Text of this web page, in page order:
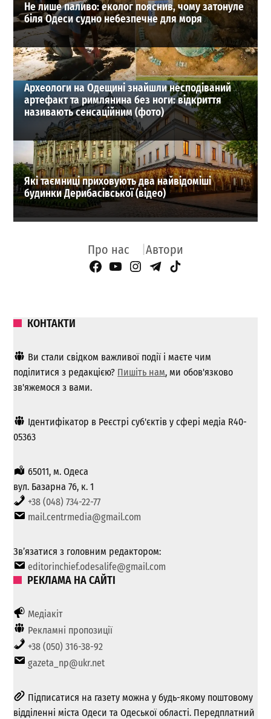
Не лише паливо: еколог пояснив, чому затонуле
біля Одеси судно небезпечне для моря
Археологи на Одещині знайшли несподіваний
артефакт та римлянина без ноги: відкриття
називають сенсаційним (фото)
Які таємниці приховують два найвідоміші
будинки Дерибасівської (відео)
Про нас Автори
Facebook Page
YouTube
Instagram
Telegram
TikTok
КОНТАКТИ
Ви стали свідком важливої ​​події і маєте чим
поділитися з редакцією? Пишіть нам, ми обов'язково
зв'яжемося з вами.
Ідентифікатор в Реєстрі суб'єктів у сфері медіа R40-
05363
65011, м. Одеса
вул. Базарна 76, к. 1
+38 (048) 734-22-77
mail.centrmedia@gmail.com
Зв’язатися з головним редактором:
editorinchief.odesalife@gmail.com
РЕКЛАМА НА САЙТІ
Медіакіт
Рекламні пропозиції
+38 (050) 316-38-92
gazeta_np@ukr.net
Підписатися на газету можна у будь-якому поштовому
відділенні міста Одеси та Одеської області. Передплатний